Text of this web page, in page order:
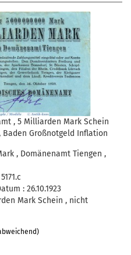
, 5 Milliarden Mark Schein
, Baden Großnotgeld Inflation
, Domänenamt Tiengen ,
: 26.10.1923
Mark Schein , nicht